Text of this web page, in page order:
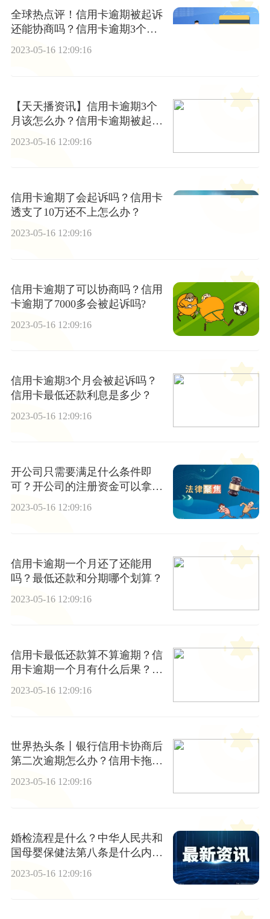
全球热点评！信用卡逾期被起诉
还能协商吗？信用卡逾期3个月
有什么影响？
2023-05-16 12:09:16
【天天播资讯】信用卡逾期3个
月该怎么办？信用卡逾期被起诉
2023-05-16 12:09:16
信用卡逾期了会起诉吗？信用卡
透支了10万还不上怎么办？
2023-05-16 12:09:16
信用卡逾期了可以协商吗？信用
卡逾期了7000多会被起诉吗?
2023-05-16 12:09:16
信用卡逾期3个月会被起诉吗？
信用卡最低还款利息是多少？
2023-05-16 12:09:16
开公司只需要满足什么条件即
可？开公司的注册资金可以拿出
来用吗？
2023-05-16 12:09:16
信用卡逾期一个月还了还能用
吗？最低还款和分期哪个划算？
2023-05-16 12:09:16
信用卡最低还款算不算逾期？信
用卡逾期一个月有什么后果？_
全球资讯
2023-05-16 12:09:16
世界热头条丨银行信用卡协商后
第二次逾期怎么办？信用卡拖欠
7000超过半年了会催收吗?
2023-05-16 12:09:16
婚检流程是什么？中华人民共和
国母婴保健法第八条是什么内
2023-05-16 12:09:16